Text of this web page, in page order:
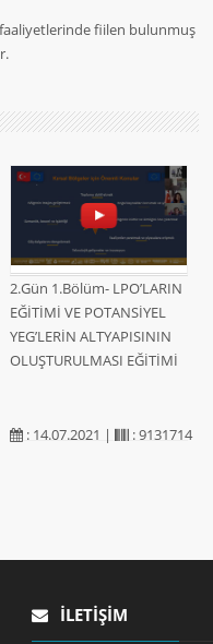
faaliyetlerinde fiilen bulunmuş
2.Gün 1.Bölüm- LPO’LARIN
EĞİTİMİ VE POTANSİYEL
YEG’LERİN ALTYAPISININ
OLUŞTURULMASI EĞİTİMİ
: 14.07.2021 | : 9131714
İLETIŞIM